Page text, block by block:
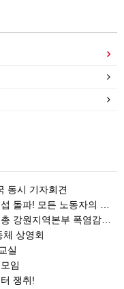
동시 기자회견
본권 쟁취! 민주노총 7.15 총파업대회
부 폭염감시단 선포 기자회견
상영회
실
임
쟁취!